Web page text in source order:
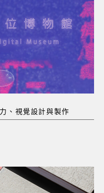
、視覺設計與製作